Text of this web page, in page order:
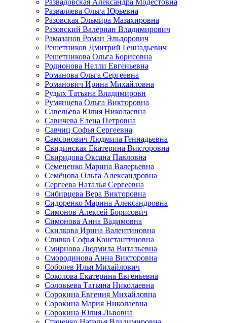
Развадовская Александра Модестовна
Разваляева Ольга Юрьевна
Разовская Эльмира Мазахировна
Разовский Валериан Владимирович
Рамазанов Роман Эльдорович
Решетников Дмитрий Геннадьевич
Решетникова Ольга Борисовна
Родионова Нелли Евгеньевна
Романова Ольга Сергеевна
Романович Ирина Михайловна
Рудых Татьяна Владимировн
Румянцева Ольга Викторовна
Савельева Юлия Николаевна
Савичева Елена Петровна
Савчиц Софья Сергеевна
Самсонович Людмила Геннадьевна
Свидинская Екатерина Викторовна
Свиридова Оксана Павловна
Семененко Марина Валерьевна
Семёнова Ольга Александровна
Сергеева Наталья Сергеевна
Сибирцева Вера Викторовна
Сидоренко Марина Александровна
Симонов Алексей Борисович
Симонова Анна Вадимовна
Скилкова Ирина Валентиновна
Сливко Софья Константиновна
Смирнова Людмила Витальевна
Смородинова Анна Викторовна
Соболев Илья Михайлович
Соколова Екатерина Евгеньевна
Соловьева Татьяна Николаевна
Сорокина Евгения Михайловна
Сорокина Мария Николаевна
Сорокина Юлия Львовна